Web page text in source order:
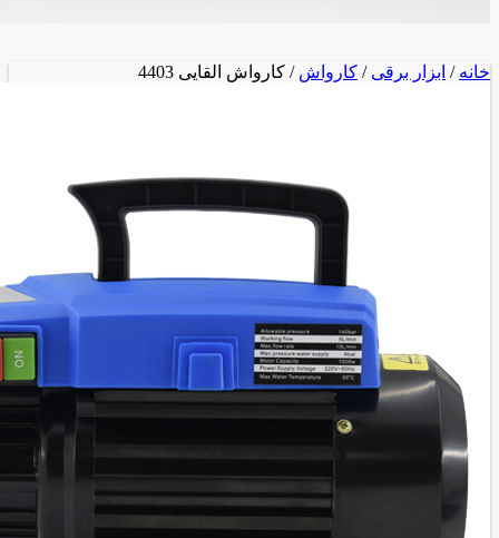
خانه / ابزار برقی / کارواش / کارواش القایی 4403